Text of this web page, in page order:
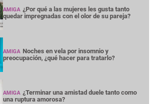
AMIGA ¿Por qué a las mujeres les gusta tanto
quedar impregnadas con el olor de su pareja?
AMIGA Noches en vela por insomnio y
preocupación, ¿qué hacer para tratarlo?
AMIGA ¿Terminar una amistad duele tanto como
una ruptura amorosa?